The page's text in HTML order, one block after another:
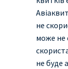
не
може не
не буде